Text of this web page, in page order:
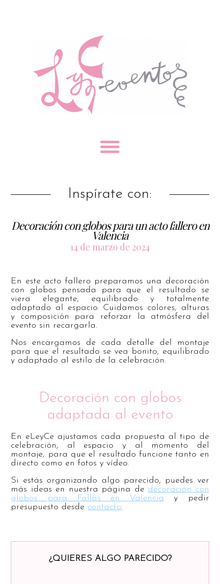
Inspírate con:
Decoración con globos para un acto fallero en
Valencia
14 de marzo de 2024
En este acto fallero preparamos una decoración
con globos pensada para que el resultado se
viera elegante, equilibrado y totalmente
adaptado al espacio. Cuidamos colores, alturas
y composición para reforzar la atmósfera del
evento sin recargarla.
Nos encargamos de cada detalle del montaje
para que el resultado se vea bonito, equilibrado
y adaptado al estilo de la celebración.
Decoración con globos
adaptada al evento
En eLeyCe ajustamos cada propuesta al tipo de
celebración, al espacio y al momento del
montaje, para que el resultado funcione tanto en
directo como en fotos y vídeo.
Si estás organizando algo parecido, puedes ver
más ideas en nuestra página de decoración con
globos para Fallas en Valencia
y pedir
presupuesto desde contacto.
¿QUIERES ALGO PARECIDO?